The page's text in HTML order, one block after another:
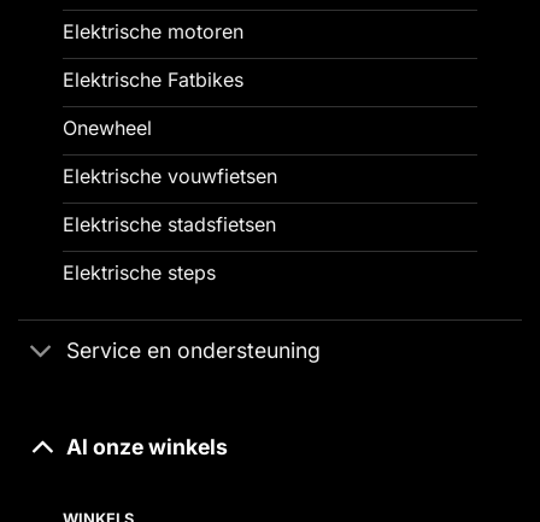
Elektrische motoren
Elektrische Fatbikes
Onewheel
Elektrische vouwfietsen
Elektrische stadsfietsen
Elektrische steps
Service en ondersteuning
Al onze winkels